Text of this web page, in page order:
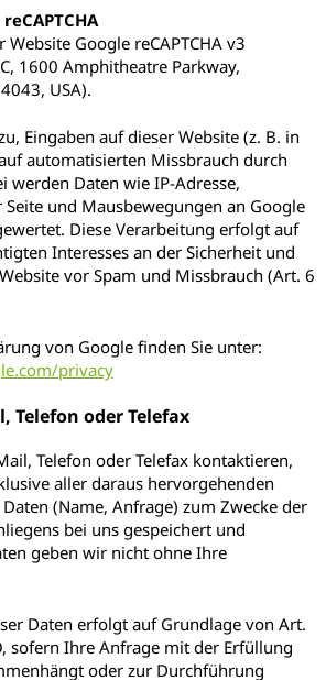
Google reCAPTCHA v3
1600 Amphitheatre Parkway,
USA).
Eingaben auf dieser Website (z. B. in
automatisierten Missbrauch durch
werden Daten wie IP-Adresse,
und Mausbewegungen an Google
Diese Verarbeitung erfolgt auf
Interesses an der Sicherheit und
vor Spam und Missbrauch (Art. 6
von Google finden Sie unter:
privacy
Telefon oder Telefax
Telefon oder Telefax kontaktieren,
aller daraus hervorgehenden
(Name, Anfrage) zum Zwecke der
bei uns gespeichert und
geben wir nicht ohne Ihre
Daten erfolgt auf Grundlage von Art.
sofern Ihre Anfrage mit der Erfüllung
oder zur Durchführung